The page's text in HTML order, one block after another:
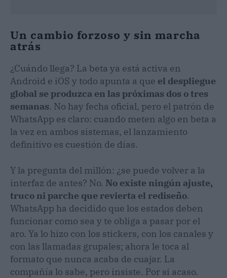
Un cambio forzoso y sin marcha
atrás
¿Cuándo llega? La beta ya está activa en
Android e iOS y todo apunta a que el despliegue
global se produzca en las próximas dos o tres
semanas. No hay fecha oficial, pero el patrón de
WhatsApp es claro: cuando meten algo en beta a
la vez en ambos sistemas, el lanzamiento
definitivo es cuestión de días.
Y la pregunta del millón: ¿se puede volver a la
interfaz de antes? No. No existe ningún ajuste,
truco ni parche que revierta el rediseño.
WhatsApp ha decidido que los estados deben
funcionar como sea y te obliga a pasar por el
aro. Ya lo hizo con los stickers, con los canales y
con las llamadas grupales; ahora le toca al
formato que nunca acaba de cuajar. La
compañía lo sabe, pero insiste. Por si acaso.